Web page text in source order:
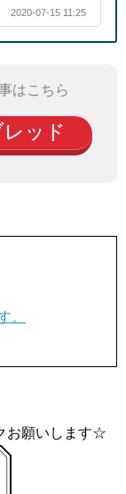
2020-07-15 11:25
はこちら
ッド
。
お願いします☆